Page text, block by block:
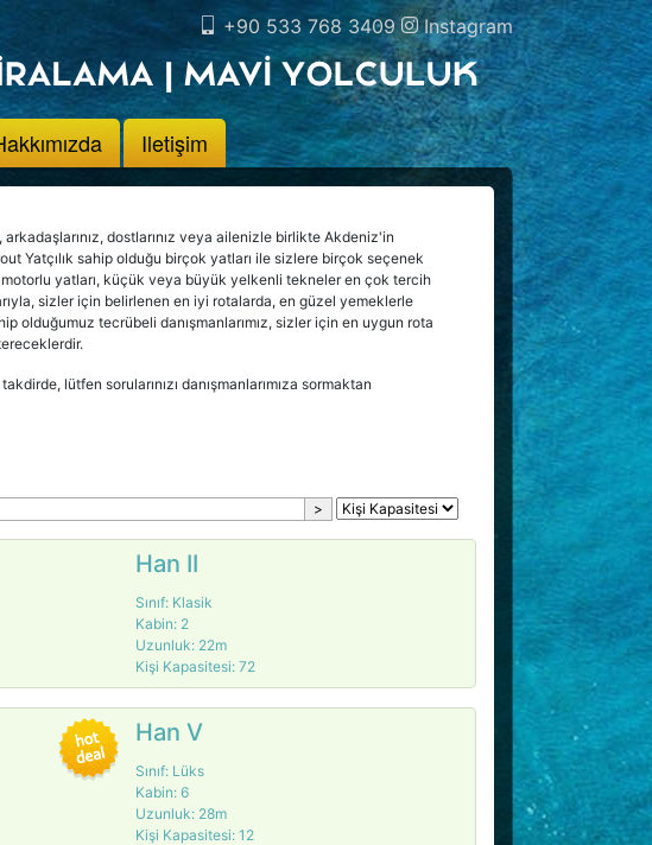
+90 533 768 3409 Instagram
Iletişim
dostlarınız veya ailenizle birlikte Akdeniz'in
Yatçılık sahip olduğu birçok yatları ile sizlere birçok seçenek
yatları, küçük veya büyük yelkenli tekneler en çok tercih
sizler için belirlenen en iyi rotalarda, en güzel yemeklerle
olduğumuz tecrübeli danışmanlarımız, sizler için en uygun rota
lütfen sorularınızı danışmanlarımıza sormaktan
Han II
Sınıf: Klasik
Kabin: 2
Uzunluk: 22m
Kişi Kapasitesi: 72
Han V
Sınıf: Lüks
Kabin: 6
Uzunluk: 28m
Kişi Kapasitesi: 12